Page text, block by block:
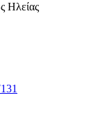
Ηλείας